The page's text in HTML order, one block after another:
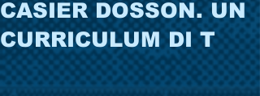
CASIER DOSSON. UN
CURRICULUM DI T